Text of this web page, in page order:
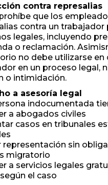
contra represalias
que los
contra un trabajador
legales, incluyendo
o reclamación.
no debe utilizarse en
en un proceso legal,
o intimidación.
a asesoría legal
indocumentada
a abogados civiles
casos en tribunales
representación sin
migratorio
a servicios legales
el caso